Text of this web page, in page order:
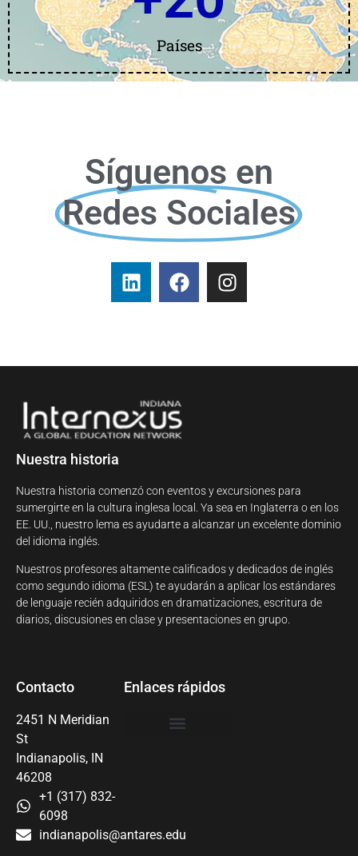
Países
Síguenos en
Redes Sociales
Nuestra historia
Nuestra historia comenzó con eventos y excursiones para
sumergirte en la cultura inglesa local. Ya sea en Inglaterra o en los
EE. UU., nuestro lema es ayudarte a alcanzar un excelente dominio
del idioma inglés.
Nuestros profesores altamente calificados y dedicados de inglés
como segundo idioma (ESL) te ayudarán a aplicar los estándares
de lenguaje recién adquiridos en dramatizaciones, escritura de
diarios, discusiones en clase y presentaciones en grupo.
Contacto
2451 N Meridian
St
Indianapolis, IN
46208
+1 (317) 832-
6098
indianapolis@antares.edu
Enlaces rápidos